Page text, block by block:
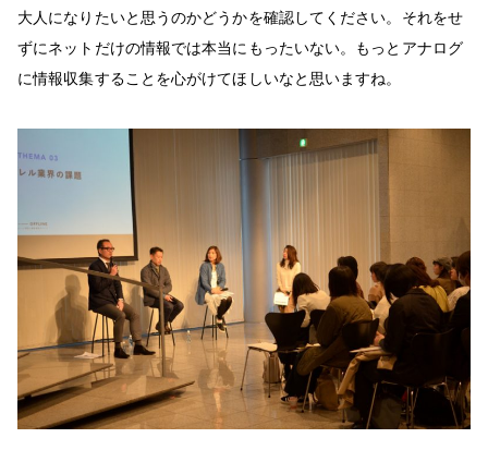
大人になりたいと思うのかどうかを確認してください。それをせ
ずにネットだけの情報では本当にもったいない。もっとアナログ
に情報収集することを心がけてほしいなと思いますね。